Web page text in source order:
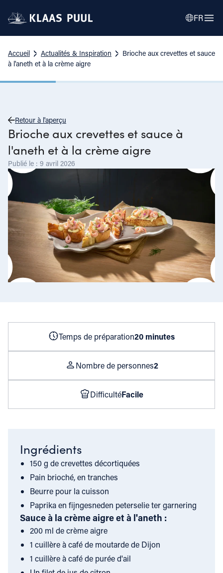
FR
Accueil Actualités & Inspiration
Brioche aux crevettes et sauce
à l'aneth et à la crème aigre
Retour à l'aperçu
Brioche aux crevettes et sauce à
l'aneth et à la crème aigre
Publié le : 9 avril 2026
Temps de préparation20 minutes
Nombre de personnes2
DifficultéFacile
Ingrédients
150 g de crevettes décortiquées
Pain brioché, en tranches
Beurre pour la cuisson
Paprika en fijngesneden peterselie ter garnering
Sauce à la crème aigre et à l'aneth :
200 ml de crème aigre
1 cuillère à café de moutarde de Dijon
1 cuillère à café de purée d'ail